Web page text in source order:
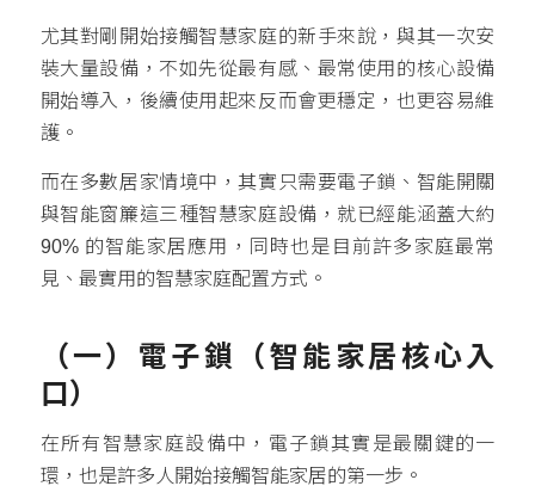
尤其對剛開始接觸智慧家庭的新手來說，與其一次安
裝大量設備，不如先從最有感、最常使用的核心設備
開始導入，後續使用起來反而會更穩定，也更容易維
護。
而在多數居家情境中，其實只需要電子鎖、智能開關
與智能窗簾這三種智慧家庭設備，就已經能涵蓋大約
90% 的智能家居應用，同時也是目前許多家庭最常
見、最實用的智慧家庭配置方式。
（一） 電子鎖
（智能家居核心入
口）
在所有智慧家庭設備中，電子鎖其實是最關鍵的一
環，也是許多人開始接觸智能家居的第一步。